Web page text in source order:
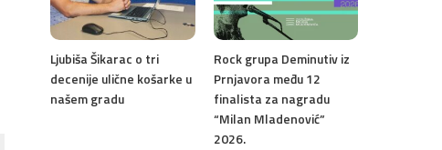
Ljubiša Šikarac o tri
decenije ulične košarke u
našem gradu
Rock grupa Deminutiv iz
Prnjavora među 12
finalista za nagradu
“Milan Mladenović”
2026.